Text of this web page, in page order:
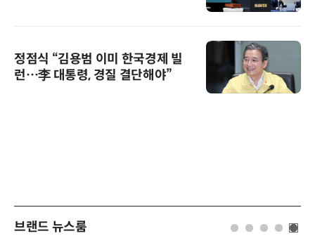
정점식 “김용범 이미 한국경제 빌
런…李 대통령, 경질 결단해야”
브랜드 뉴스룸